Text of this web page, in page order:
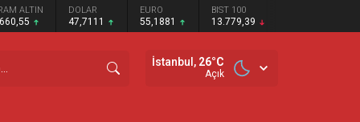
ALTIN DOLAR
47,7111
EURO
55,1881
BIST 100
13.779,39
İstanbul, 26°C
Açık